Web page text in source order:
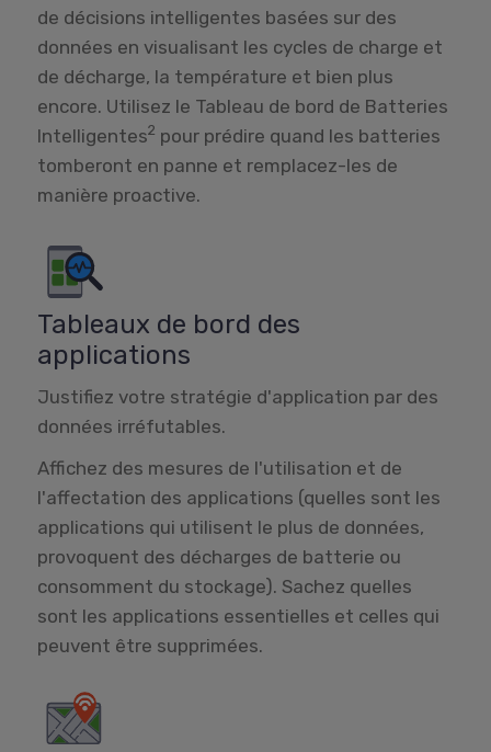
de décisions intelligentes basées sur des
données en visualisant les cycles de charge et
de décharge, la température et bien plus
encore. Utilisez le Tableau de bord de Batteries
Intelligentes2 pour prédire quand les batteries
tomberont en panne et remplacez-les de
manière proactive.
Tableaux de bord des
applications
Justifiez votre stratégie d'application par des
données irréfutables.
Affichez des mesures de l'utilisation et de
l'affectation des applications (quelles sont les
applications qui utilisent le plus de données,
provoquent des décharges de batterie ou
consomment du stockage). Sachez quelles
sont les applications essentielles et celles qui
peuvent être supprimées.